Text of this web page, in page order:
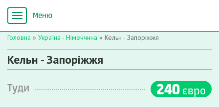
Головна » Україна - Німеччина » Кельн - Запоріжжя
Кельн - Запоріжжя
Туди 240 євро